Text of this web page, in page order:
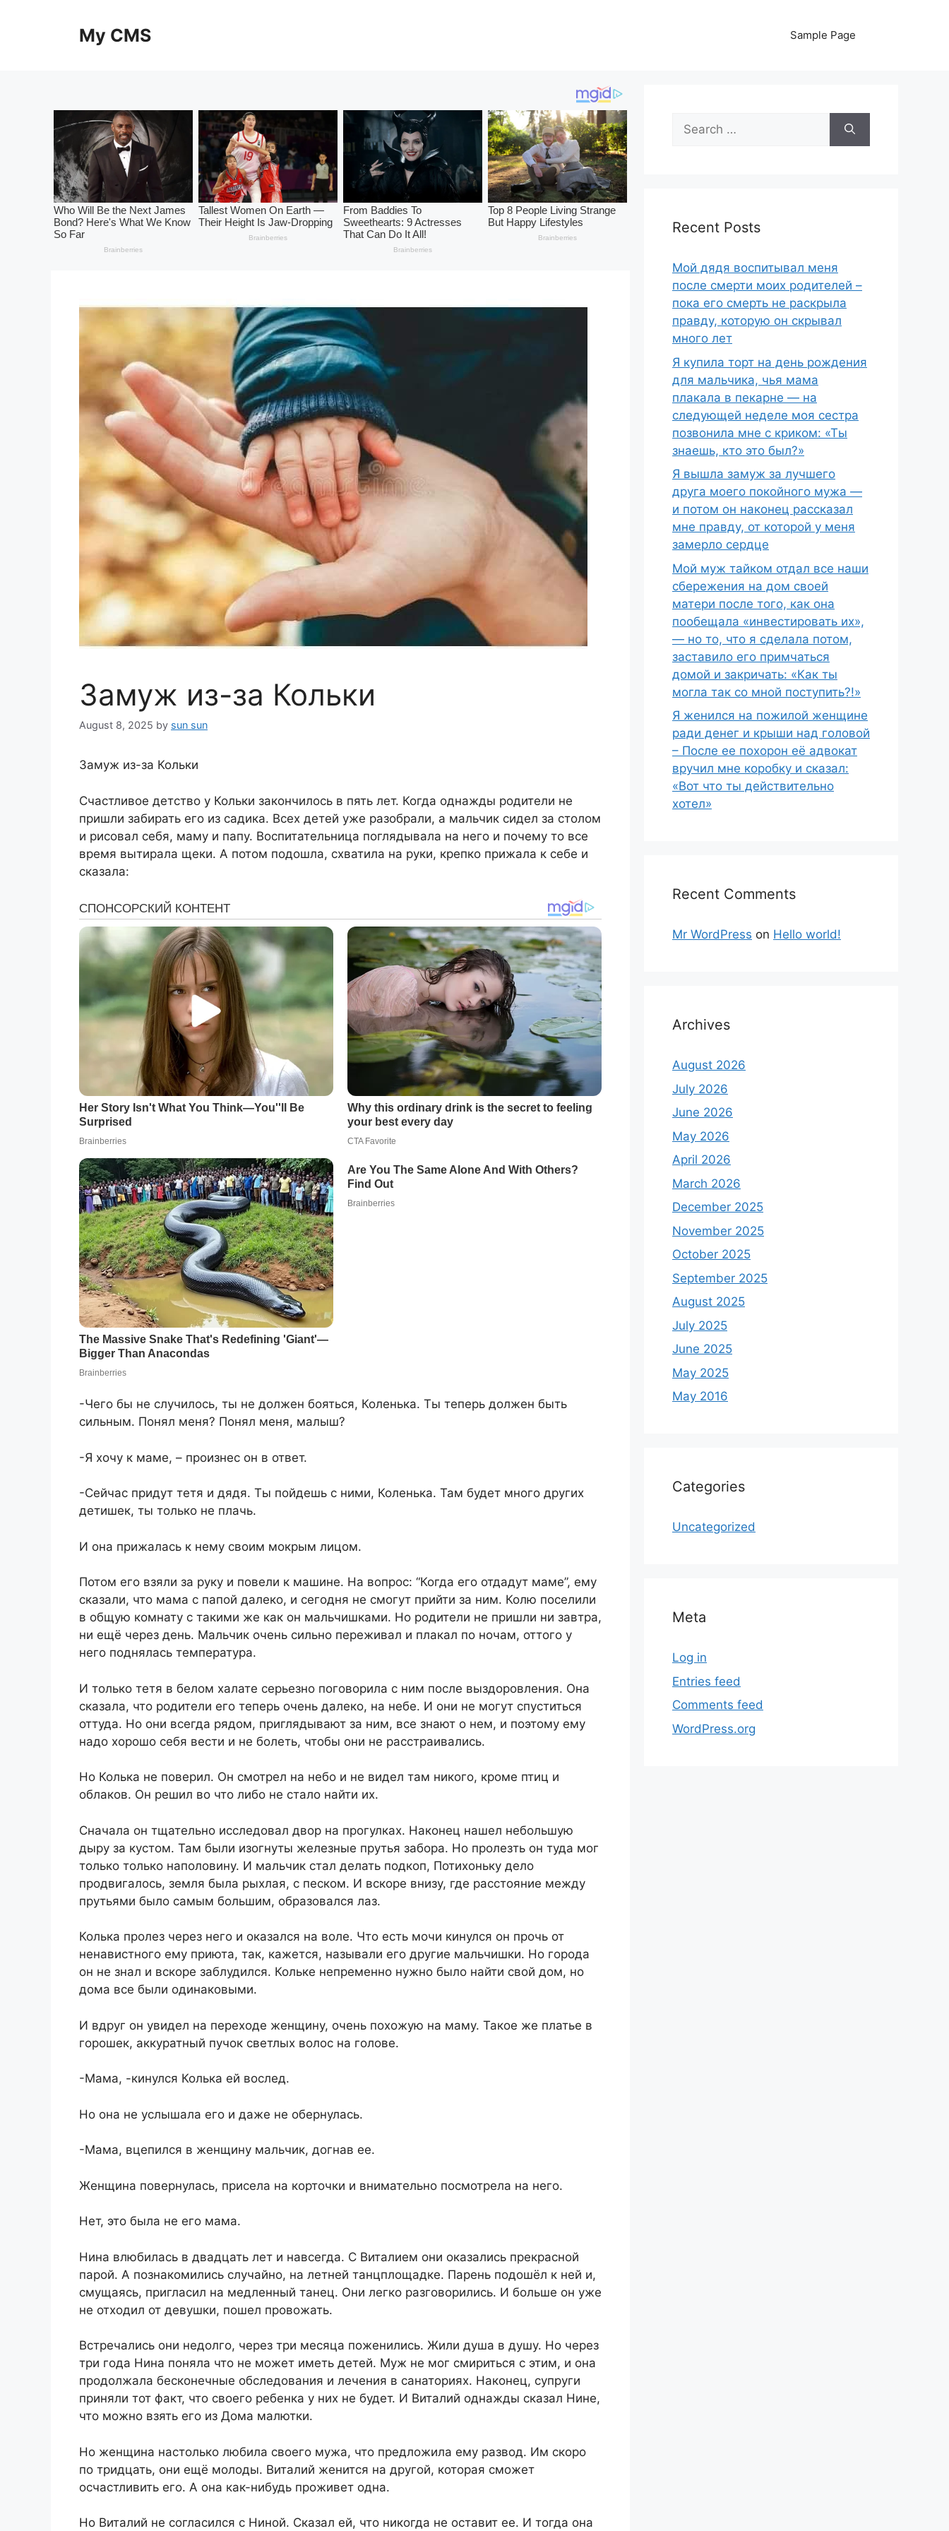
My CMS Sample Page
Замуж из-за Кольки
August 8, 2025 by sun sun
Замуж из-за Кольки
Счастливое детство у Кольки закончилось в пять лет. Когда однажды родители не
пришли забирать его из садика. Всех детей уже разобрали, а мальчик сидел за столом
и рисовал себя, маму и папу. Воспитательница поглядывала на него и почему то все
время вытирала щеки. А потом подошла, схватила на руки, крепко прижала к себе и
сказала:
-Чего бы не случилось, ты не должен бояться, Коленька. Ты теперь должен быть
сильным. Понял меня? Понял меня, малыш?
-Я хочу к маме, – произнес он в ответ.
-Сейчас придут тетя и дядя. Ты пойдешь с ними, Коленька. Там будет много других
детишек, ты только не плачь.
И она прижалась к нему своим мокрым лицом.
Потом его взяли за руку и повели к машине. На вопрос: “Когда его отдадут маме”, ему
сказали, что мама с папой далеко, и сегодня не смогут прийти за ним. Колю поселили
в общую комнату с такими же как он мальчишками. Но родители не пришли ни завтра,
ни ещё через день. Мальчик очень сильно переживал и плакал по ночам, оттого у
него поднялась температура.
И только тетя в белом халате серьезно поговорила с ним после выздоровления. Она
сказала, что родители его теперь очень далеко, на небе. И они не могут спуститься
оттуда. Но они всегда рядом, приглядывают за ним, все знают о нем, и поэтому ему
надо хорошо себя вести и не болеть, чтобы они не расстраивались.
Но Колька не поверил. Он смотрел на небо и не видел там никого, кроме птиц и
облаков. Он решил во что либо не стало найти их.
Сначала он тщательно исследовал двор на прогулках. Наконец нашел небольшую
дыру за кустом. Там были изогнуты железные прутья забора. Но пролезть он туда мог
только только наполовину. И мальчик стал делать подкоп, Потихоньку дело
продвигалось, земля была рыхлая, с песком. И вскоре внизу, где расстояние между
прутьями было самым большим, образовался лаз.
Колька пролез через него и оказался на воле. Что есть мочи кинулся он прочь от
ненавистного ему приюта, так, кажется, называли его другие мальчишки. Но города
он не знал и вскоре заблудился. Кольке непременно нужно было найти свой дом, но
дома все были одинаковыми.
И вдруг он увидел на переходе женщину, очень похожую на маму. Такое же платье в
горошек, аккуратный пучок светлых волос на голове.
-Мама, -кинулся Колька ей вослед.
Но она не услышала его и даже не обернулась.
-Мама, вцепился в женщину мальчик, догнав ее.
Женщина повернулась, присела на корточки и внимательно посмотрела на него.
Нет, это была не его мама.
Нина влюбилась в двадцать лет и навсегда. С Виталием они оказались прекрасной
парой. А познакомились случайно, на летней танцплощадке. Парень подошёл к ней и,
смущаясь, пригласил на медленный танец. Они легко разговорились. И больше он уже
не отходил от девушки, пошел провожать.
Встречались они недолго, через три месяца поженились. Жили душа в душу. Но через
три года Нина поняла что не может иметь детей. Муж не мог смириться с этим, и она
продолжала бесконечные обследования и лечения в санаториях. Наконец, супруги
приняли тот факт, что своего ребенка у них не будет. И Виталий однажды сказал Нине,
что можно взять его из Дома малютки.
Но женщина настолько любила своего мужа, что предложила ему развод. Им скоро
по тридцать, они ещё молоды. Виталий женится на другой, которая сможет
осчастливить его. А она как-нибудь проживет одна.
Но Виталий не согласился с Ниной. Сказал ей, что никогда не оставит ее. И тогда она
Search
for:
Recent Posts
Мой дядя воспитывал меня
после смерти моих родителей –
пока его смерть не раскрыла
правду, которую он скрывал
много лет
Я купила торт на день рождения
для мальчика, чья мама
плакала в пекарне — на
следующей неделе моя сестра
позвонила мне с криком: «Ты
знаешь, кто это был?»
Я вышла замуж за лучшего
друга моего покойного мужа —
и потом он наконец рассказал
мне правду, от которой у меня
замерло сердце
Мой муж тайком отдал все наши
сбережения на дом своей
матери после того, как она
пообещала «инвестировать их»,
— но то, что я сделала потом,
заставило его примчаться
домой и закричать: «Как ты
могла так со мной поступить?!»
Я женился на пожилой женщине
ради денег и крыши над головой
– После ее похорон её адвокат
вручил мне коробку и сказал:
«Вот что ты действительно
хотел»
Recent Comments
Mr WordPress on Hello world!
Archives
August 2026
July 2026
June 2026
May 2026
April 2026
March 2026
December 2025
November 2025
October 2025
September 2025
August 2025
July 2025
June 2025
May 2025
May 2016
Categories
Uncategorized
Meta
Log in
Entries feed
Comments feed
WordPress.org